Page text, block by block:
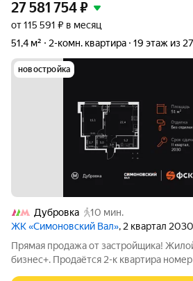
27 581 754₽
от 115 591 ₽ в месяц
51,4 м²
2-комн. квартира 19 этаж из 27
новостройка
Дубровка
10 мин.
ЖК «Симоновский Вал», 2 квартал 2030
Прямая продажа от застройщика!
бизнес+. Продаётся 2-к квартира